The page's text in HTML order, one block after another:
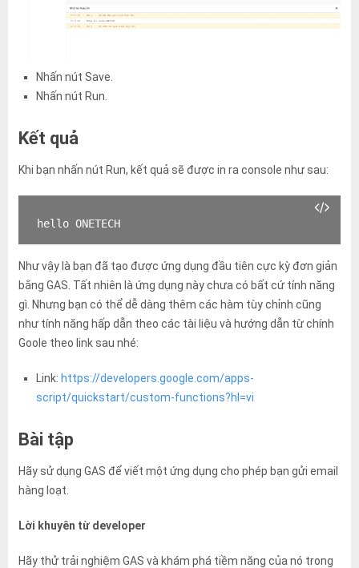
Nhấn nút Save.
Nhấn nút Run.
Kết quả
Khi bạn nhấn nút Run, kết quả sẽ được in ra console như sau:
hello ONETECH
Như vậy là bạn đã tạo được ứng dụng đầu tiên cực kỳ đơn giản
bằng GAS. Tất nhiên là ứng dụng này chưa có bất cứ tính năng
gì. Nhưng bạn có thể dễ dàng thêm các hàm tùy chỉnh cũng
như tính năng hấp dẫn theo các tài liệu và hướng dẫn từ chính
Goole theo link sau nhé:
Link:https://developers.google.com/apps-
script/quickstart/custom-functions?hl=vi
Bài tập
Hãy sử dụng GAS để viết một ứng dụng cho phép bạn gửi email
hàng loạt.
Lời khuyên từ developer
Hãy thử trải nghiệm GAS và khám phá tiềm năng của nó trong